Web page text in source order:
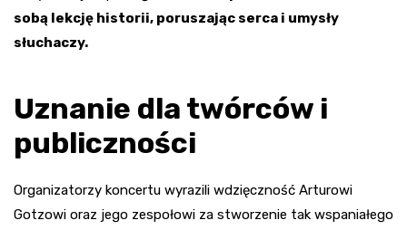
sobą lekcję historii, poruszając serca i umysły
słuchaczy.
Uznanie dla twórców i
publiczności
Organizatorzy koncertu wyrazili wdzięczność Arturowi
Gotzowi oraz jego zespołowi za stworzenie tak wspaniałego